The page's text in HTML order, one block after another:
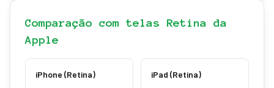
Comparação com telas Retina da
Apple
iPhone (Retina) iPad (Retina)